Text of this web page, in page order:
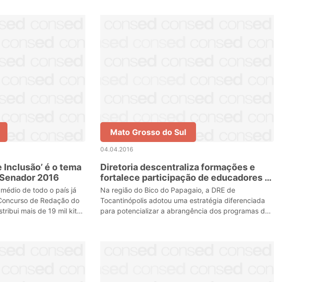
Inclusão’ é o tema
2016
de todo o país já
de Redação do
mais de 19 mil kits
Mato Grosso do Sul
04.04.2016
Diretoria descentraliza formações e
fortalece participação de educadores e
corpo técnico escolar
Na região do Bico do Papagaio, a DRE de
Tocantinópolis adotou uma estratégia diferenciada
para potencializar a abrangência dos programas de